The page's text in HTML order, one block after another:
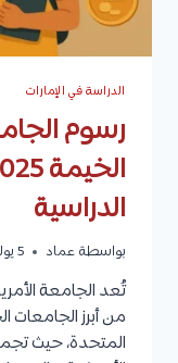
الدراسة في الإمارات
رسوم
الدراسية
بواسطة عماد 5 يوليو، 2023
من أبرز الجامعات
المتحدة، حيث